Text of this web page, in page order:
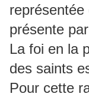
présente
La foi en la
des saints
Pour cette